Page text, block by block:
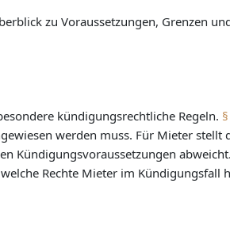
zu Voraussetzungen, Grenzen
kündigungsrechtliche Regeln.
werden muss. Für Mieter
Kündigungsvoraussetzungen
Rechte Mieter im Kündigungsfall